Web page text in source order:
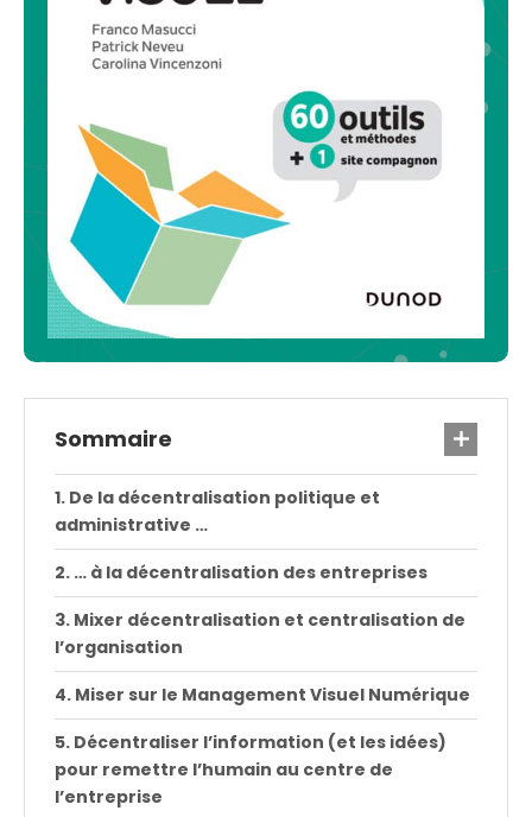
Sommaire
De la décentralisation politique et
administrative …
… à la décentralisation des entreprises
Mixer décentralisation et centralisation de
l’organisation
Miser sur le Management Visuel Numérique
Décentraliser l’information (et les idées)
pour remettre l’humain au centre de
l’entreprise